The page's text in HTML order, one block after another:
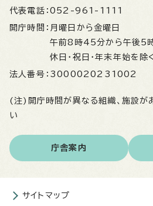
代表電話： 052-961-1111
開庁時間： 月曜日から金曜日
午前8時45分から午後5
休日・祝日・年末年始を除く
法人番号： 3000020231002
(注)開庁時間が異なる組織、施設が
い
庁舎案内
サイトマップ